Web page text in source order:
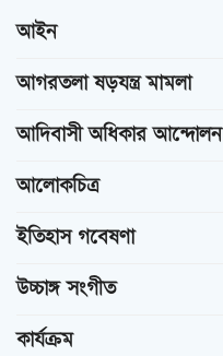
আইন
আগরতলা ষড়যন্ত্র মামলা
আদিবাসী অধিকার আন্দোলন
আলোকচিত্র
ইতিহাস গবেষণা
উচ্চাঙ্গ সংগীত
কার্যক্রম